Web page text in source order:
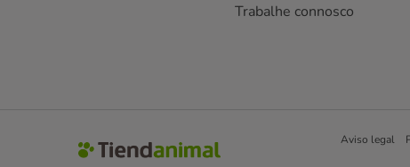
Trabalhe connosco
Aviso legal